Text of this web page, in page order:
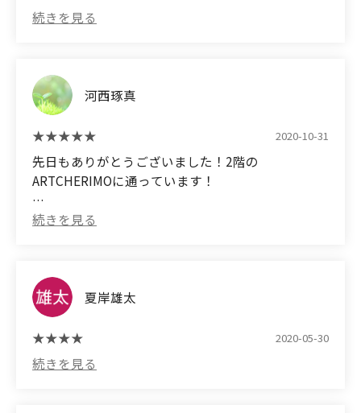
河西琢真
2020-10-31
先日もありがとうございました！2階の
ARTCHERIMOに通っています！
小顔矯正をしてもらってから会社や友達などにも痩
それがかなりの快感になり今でも通い続けていま
す。小顔矯正をやってもらっている間は痛いです
が、徐々に痛みにも慣れてくるので通っていてすご
くいいと感じています。
夏岸雄太
2020-05-30